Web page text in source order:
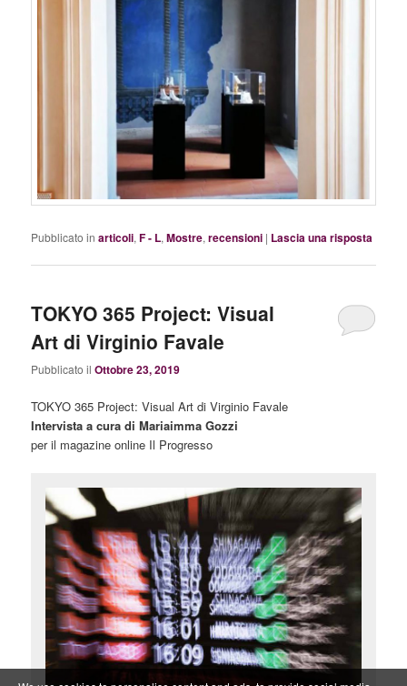
Pubblicato in articoli,F - L,Mostre,recensioni | Lascia una risposta
TOKYO 365 Project: Visual
Art di Virginio Favale
Pubblicato ilOttobre 23, 2019
TOKYO 365 Project: Visual Art di Virginio Favale
Intervista a cura di Mariaimma Gozzi
per il magazine online Il Progresso